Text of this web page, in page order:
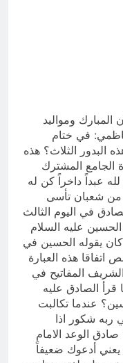
ازمة فقدان
بل (ازمة فقدان
نركز على فئة
العراقي) وبنفس
ومواليد
في ختام
البدور الثلاث؟ هذه
الجامع المشترك
عبداً داخراً كن له
من شعبان تأسی
في اليوم الثالث
علیه السلام
یقوله الحسین في
اتفاقا هذه العبارة
المفاتیح في
قرأ الصادق علیه
عندما تكالبت
ربه شكور اذا
الوعد الامام
یعني أدعوك ضعیفاً